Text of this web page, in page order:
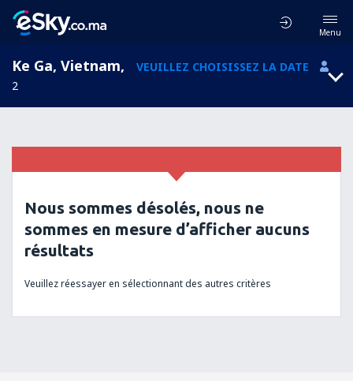
Menu
Ke Ga, Vietnam,
VEUILLEZ CHOISISSEZ LA DATE
2
Nous sommes désolés, nous ne
sommes en mesure d’afficher aucuns
résultats
Veuillez réessayer en sélectionnant des autres critères